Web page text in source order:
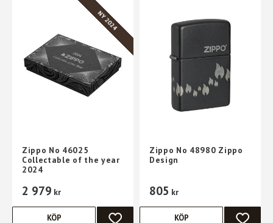
Zippo No 46025
Collectable of the year
2024
2 979 kr
NY 2024
KÖP
Zippo No 48980 Zippo
Design
805 kr
KÖP